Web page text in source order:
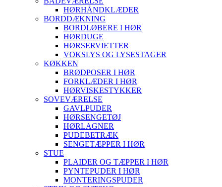
HØRHÅNDKLÆDER
BORDDÆKNING
BORDLØBERE I HØR
HØRDUGE
HØRSERVIETTER
VOKSLYS OG LYSESTAGER
KØKKEN
BRØDPOSER I HØR
FORKLÆDER I HØR
HØRVISKESTYKKER
SOVEVÆRELSE
GAVLPUDER
HØRSENGETØJ
HØRLAGNER
PUDEBETRÆK
SENGETÆPPER I HØR
STUE
PLAIDER OG TÆPPER I HØR
PYNTEPUDER I HØR
MONTERINGSPUDER